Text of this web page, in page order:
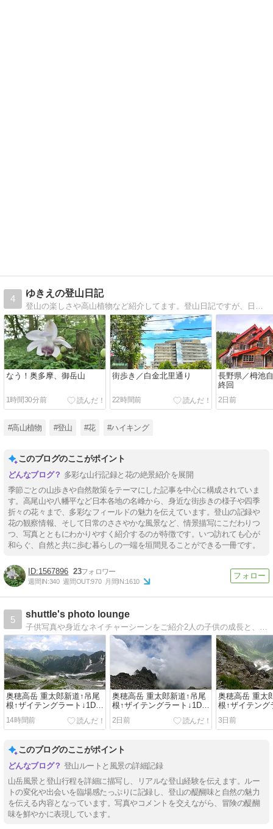
4
ゆきえの登山日記
登山の楽しさや高山植物など紹介してます。登山日記ですが、日々の出来事も書いています。
なう！奥多摩、御岳山
1時間30分前
街歩き／白金北里通り
22時間前
長野県／栂池
終回
2日前
#高山植物 #登山 #花 #ハイキング
このブログのここがポイント
多彩な山行記録と花の絶景紹介を展開
季節ごとの山歩きや自然散策をテーマにした記事を中心に構成されていま
す。高尾山や八幡平など日本各地の名峰から、身近な街歩きの様子や四季
折々の花々まで、多彩なフィールドの魅力を伝えています。登山の記録や
花の観察情報、そして日常のささやかな風景など、情景描写にこだわりつ
つ、写真とともにわかりやすく紹介するのが特徴です。いつ訪れても心が
和らぐ、自然と共に歩む暮らしの一端を垣間見ることができる一冊です。
1567896 23
週間IN:340 週間OUT:970 月間IN:1610
5
shuttle's photo lounge
奥穂高岳 重太郎新道↑吊尾
根↑ザイテングラート↓1Day
サーキット #6
14時間前
奥穂高岳 重太郎新道↑吊尾
根↑ザイテングラート↓1Day
サーキット #5
2日前
奥穂高岳 重太
根↑ザイテング
サーキット #4
3日前
このブログのここがポイント
登山ルートと風景の詳細記録
山岳風景と登山行程を詳細に描写し、リアルな登山経験を伝えます。ルー
トの変化や出会いを臨場感たっぷりに記録し、登山の醍醐味と自然の魅力
を伝える内容となっています。写真やコメントを交えながら、冒険の醍醐
味を鮮やかに表現しています。